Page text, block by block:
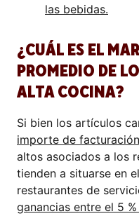
las bebidas.
¿CUÁL ES EL
PROMEDIO DE
ALTA COCINA?
Si bien los artículos
importe de
altos asociados a los
tienden a situarse en
restaurantes de
ganancias entre el 5 %